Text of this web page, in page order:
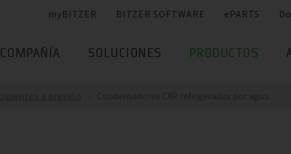
myBITZER BITZER SOFTWARE ePARTS
COMPAÑÍA SOLUCIONES PRODUCTOS